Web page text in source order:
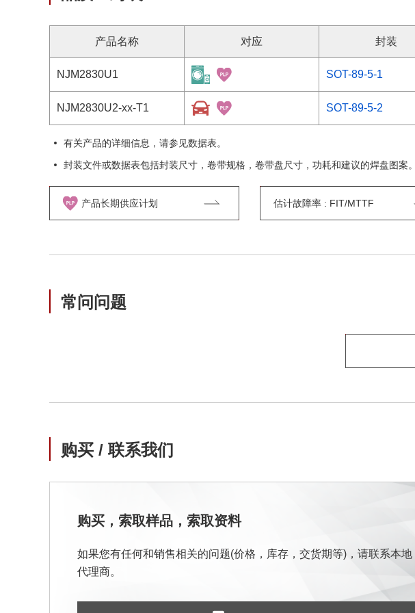
产品名称 对应 封装
NJM2830U1 SOT-89-5-1
NJM2830U2-xx-T1 SOT-89-5-2
有关产品的详细信息，请参见数据表。
封装文件或数据表包括封装尺寸，卷带规格，卷带盘尺寸，功耗和建议的焊盘图案。
产品长期供应计划 估计故障率 : FIT/MTTF
常问问题
购买 / 联系我们
购买，索取样品，索取资料
如果您有任何和销售相关的问题(价格，库存，交货期等)，请联系本地
代理商。